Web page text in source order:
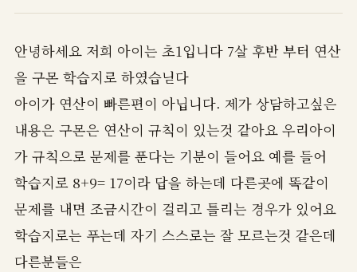
안녕하세요 저희 아이는 초1입니다 7살 후반 부터 연산
을 구몬 학습지로 하였습닏다
아이가 연산이 빠른편이 아닙니다. 제가 상담하고싶은
내용은 구몬은 연산이 규칙이 있는것 같아요 우리아이
가 규칙으로 문제를 푼다는 기분이 들어요 예를 들어
학습지로 8+9= 17이라 답을 하는데 다른곳에 똑같이
문제를 내면 조금시간이 걸리고 틀리는 경우가 있어요
학습지로는 푸는데 자기 스스로는 잘 모르는것 같은데
다른분들은